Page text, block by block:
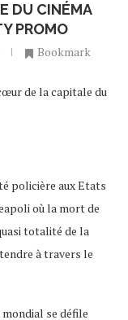
DU CINÉMA
PROMO
Bookmark
de la capitale du
policière aux Etats
où la mort de
totalité de la
à travers le
se défile